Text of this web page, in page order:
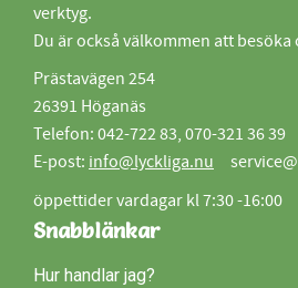
verktyg.
Du är också välkommen att besöka
Prästavägen 254
26391 Höganäs
Telefon: 042-722 83, 070-321 36 39
E-post: info@lyckliga.nu
öppettider vardagar kl 7:30 -16:00
Snabblänkar
Hur handlar jag?